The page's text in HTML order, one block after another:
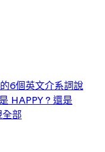
6個英文介系詞說
HAPPY ? 還是
全部